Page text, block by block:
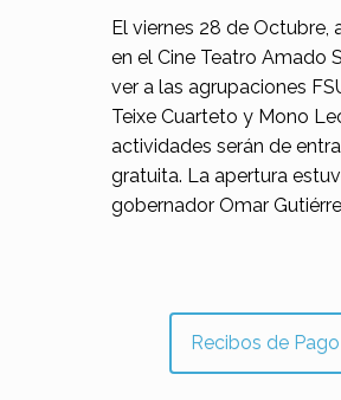
El viernes 28 de Octubre,
en el Cine Teatro Amado
ver a las agrupaciones
Teixe Cuarteto y Mono
actividades serán de
gratuita. La apertura
gobernador Omar
Recibos de Pago